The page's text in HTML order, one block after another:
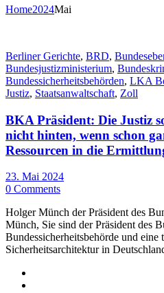
Home2024Mai
Berliner Gerichte, BRD,
Bundesjustizministerium,
Bundessicherheitsbehörden, LKA
Justiz, Staatsanwaltschaft, Zoll
BKA Präsident: Die Justiz
nicht hinten, wenn schon
Ressourcen in die
23. Mai 2024
0 Comments
Holger Münch der Präsident des
Münch, Sie sind der Präsident des
Bundessicherheitsbehörde und eine
Sicherheitsarchitektur in